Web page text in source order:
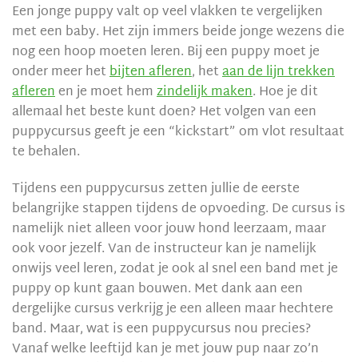
Een jonge puppy valt op veel vlakken te vergelijken
met een baby. Het zijn immers beide jonge wezens die
nog een hoop moeten leren. Bij een puppy moet je
onder meer hetbijten afleren, hetaan de lijn trekken
aflerenen je moet hemzindelijk maken. Hoe je dit
allemaal het beste kunt doen? Het volgen van een
puppycursus geeft je een “kickstart” om vlot resultaat
te behalen.
Tijdens een puppycursus zetten jullie de eerste
belangrijke stappen tijdens de opvoeding. De cursus is
namelijk niet alleen voor jouw hond leerzaam, maar
ook voor jezelf. Van de instructeur kan je namelijk
onwijs veel leren, zodat je ook al snel een band met je
puppy op kunt gaan bouwen. Met dank aan een
dergelijke cursus verkrijg je een alleen maar hechtere
band. Maar, wat is een puppycursus nou precies?
Vanaf welke leeftijd kan je met jouw pup naar zo’n